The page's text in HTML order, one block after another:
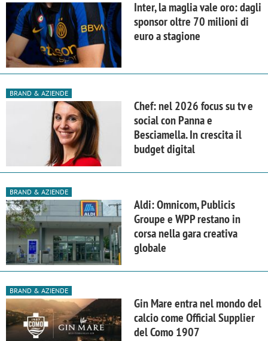
Inter, la maglia vale oro: dagli
sponsor oltre 70 milioni di
euro a stagione
BRAND & AZIENDE
Chef: nel 2026 focus su tv e
social con Panna e
Besciamella. In crescita il
budget digital
BRAND & AZIENDE
Aldi: Omnicom, Publicis
Groupe e WPP restano in
corsa nella gara creativa
globale
BRAND & AZIENDE
Gin Mare entra nel mondo del
calcio come Official Supplier
del Como 1907